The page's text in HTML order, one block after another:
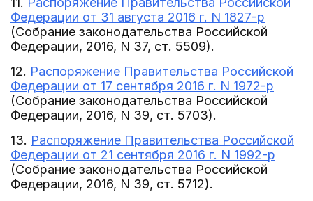
Федерации от 31 августа 2016 г. N 1827-р
(Собрание законодательства Российской
Федерации, 2016, N 37, ст. 5509).
12. Распоряжение Правительства Российской
Федерации от 17 сентября 2016 г. N 1972-р
(Собрание законодательства Российской
Федерации, 2016, N 39, ст. 5703).
13. Распоряжение Правительства Российской
Федерации от 21 сентября 2016 г. N 1992-р
(Собрание законодательства Российской
Федерации, 2016, N 39, ст. 5712).